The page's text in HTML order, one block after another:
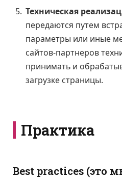
Техническая
передаются путем
параметры или иные
сайтов-партнеров
принимать и
загрузке страницы.
Практика
Best practices (это